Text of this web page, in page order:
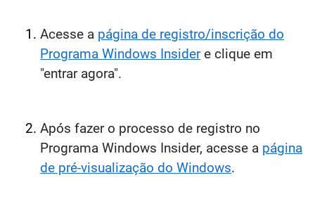
Acesse a página de registro/inscrição do
Programa Windows Insidere clique em
"entrar agora".
Após fazer o processo de registro no
Programa Windows Insider, acesse a página
de pré-visualização do Windows.